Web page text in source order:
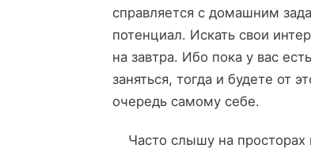
справляется с домашним
потенциал. Искать свои
на завтра. Ибо пока у вас
заняться, тогда и будете от
очередь самому себе.
Часто слышу на просторах